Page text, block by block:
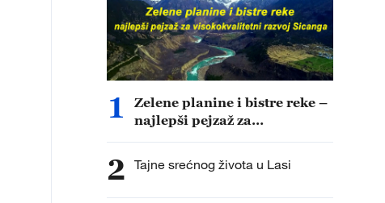
1
Zelene planine i bistre reke –
najlepši pejzaž za
2 Tajne srećnog života u Lasi